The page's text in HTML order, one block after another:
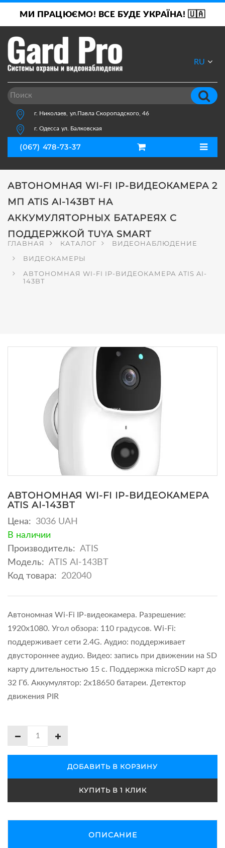
МИ ПРАЦЮЄМО! ВСЕ БУДЕ УКРАЇНА! 🇺🇦
г. Николаев, ул.Павла Скоропадского, 46
г. Одесса ул. Балковская
RU
UA
(067) 478-73-37
АВТОНОМНАЯ WI-FI IP-ВИДЕОКАМЕРА 2
МП ATIS AI-143BT НА
АККУМУЛЯТОРНЫХ БАТАРЕЯХ С
ПОДДЕРЖКОЙ TUYA SMART
ГЛАВНАЯ КАТАЛОГ
ВИДЕОНАБЛЮДЕНИЕ
ВИДЕОКАМЕРЫ
АВТОНОМНАЯ WI-FI IP-ВИДЕОКАМЕРА ATIS AI-
143BT
АВТОНОМНАЯ WI-FI IP-ВИДЕОКАМЕРА
ATIS AI-143BT
Цена:
3036 UAH
В наличии
Производитель: ATIS
Модель: ATIS АІ-143ВТ
Код товара:
202040
Автономная Wi-Fi IP-видеокамера. Разрешение:
1920x1080. Угол обзора: 110 градусов. Wi-Fi:
поддерживает сети 2.4G. Аудио: поддерживает
двустороннее аудио. Видео: запись при движении на SD
карту длительностью 15 с. Поддержка microSD карт до
32 Гб. Аккумулятор: 2x18650 батареи. Детектор
движения PIR
ДОБАВИТЬ В КОРЗИНУ
КУПИТЬ В 1 КЛИК
ОПИСАНИЕ